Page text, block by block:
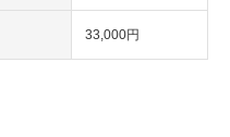
33,000円